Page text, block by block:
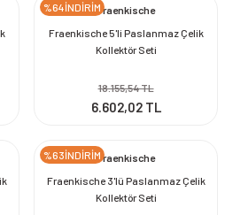
%64İNDİRİMFraenkische
Fraenkische 5'li Paslanmaz Çelik
Kollektör Seti
18.155,54 TL
6.602,02 TL
%63İNDİRİMFraenkische
Fraenkische 3'lü Paslanmaz Çelik
Kollektör Seti